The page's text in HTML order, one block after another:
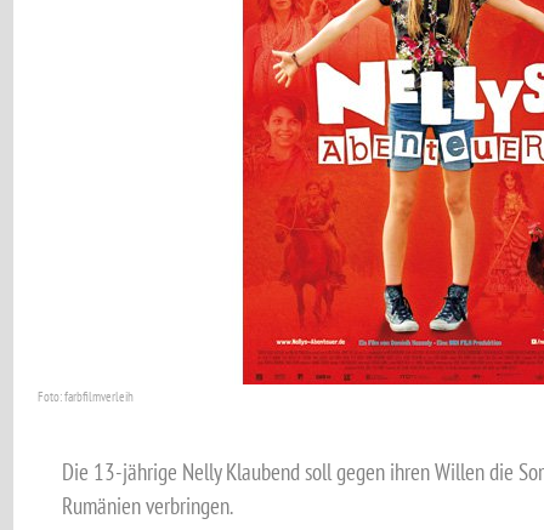
Foto: farbfilmverleih
Die 13-jährige Nelly Klaubend soll gegen ihren Willen die
Rumänien verbringen.